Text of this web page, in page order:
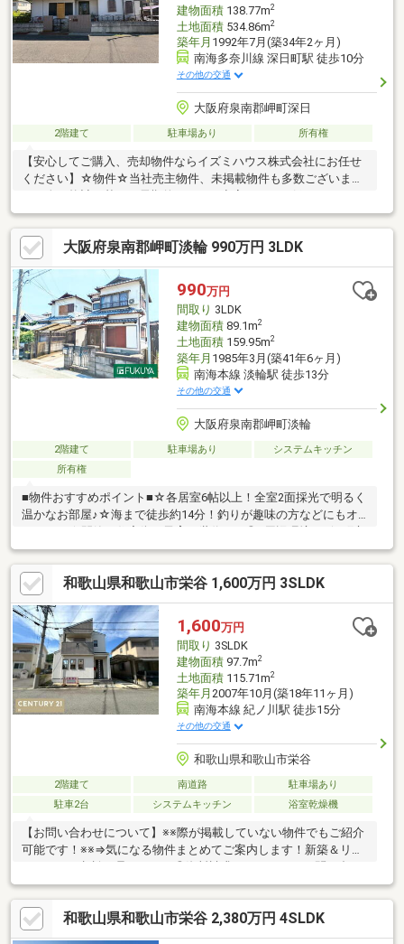
建物面積138.77m2
土地面積534.86m2
築年月 1992年7月(築34年2ヶ月)
南海多奈川線 深日町駅 徒歩10分
その他の交通
大阪府泉南郡岬町深日
2階建て 駐車場あり 所有権
【安心してご購入、売却物件ならイズミハウス株式会社にお任せ
ください】☆物件☆当社売主物件、未掲載物件も多数ございま
特化しております。☆無料相談☆不動産投資をご検討されるにあ
たってお客様にどんなメリットがあるか、また、疑問点、ご不安
点などに対し丁寧にご説明致します。さらに、ご購入時のご資金
計画、ローン、節税対策についてもご説明致します。☆アフター
ケア☆ご購入後のアフターケアも当社にお任せ下さい。不動産全
般に関わるご相談も当社スタッフが分かりやすくご説明、ご対応
致します。◇まずはお気軽にお問い合わせ下さい◇
大阪府泉南郡岬町淡輪 990万円 3LDK
990万円
間取り 3LDK
建物面積89.1m2
土地面積159.95m2
築年月 1985年3月(築41年6ヶ月)
南海本線 淡輪駅 徒歩13分
その他の交通
大阪府泉南郡岬町淡輪
2階建て 駐車場あり
システムキッチン
所有権
■物件おすすめポイント■☆各居室6帖以上！全室2面採光で明るく
温かなお部屋♪☆海まで徒歩約14分！釣りが趣味の方などにもオ
ススメ！☆閑静な住宅街！子育て世代にも◎■周辺環境■・岬町立
淡輪小学校まで徒歩13分（約1000ｍ）・岬町立岬中学校まで徒歩
約27分（約2100ｍ）・スーパーオークワ岬店まで徒歩約37分（約
2900ｍ）・ローソンみさき公園前店まで徒歩14分（約1100ｍ）・
ウエルシア岬淡輪店まで徒歩約15分（約1200ｍ）
和歌山県和歌山市栄谷 1,600万円 3SLDK
1,600万円
間取り 3SLDK
建物面積97.7m2
土地面積115.71m2
築年月 2007年10月(築18年11ヶ月)
南海本線 紀ノ川駅 徒歩15分
その他の交通
和歌山県和歌山市栄谷
2階建て 南道路
駐車場あり
駐車2台
システムキッチン 浴室乾燥機
【お問い合わせについて】※※際が掲載していない物件でもご紹介
可能です！※※⇒気になる物件まとめてご案内します！新築＆リフ
せは24時間受付中♪◎18時以降のご見学ご相談・オンライン対
応・女性スタッフ対応も可能♪詳細資料のご請求・物件見学のご依
頼はお気軽に「お電話」または「資料請求ボタン」からお問い合
わせください！【住宅ローン相談会開催中】初めてでご不安な
和歌山県和歌山市栄谷 2,380万円 4SLDK